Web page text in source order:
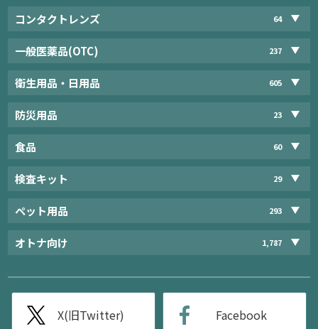
コンタクトレンズ 64
一般医薬品(OTC) 237
衛生用品・日用品 605
防災用品 23
食品 60
検査キット 29
ペット用品 293
オトナ向け 1,787
X(旧Twitter) Facebook